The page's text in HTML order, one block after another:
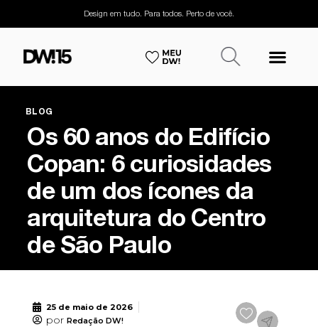
Design em tudo. Para todos. Perto de você.
BLOG
Os 60 anos do Edifício
Copan: 6 curiosidades
de um dos ícones da
arquitetura do Centro
de São Paulo
25 de maio de 2026
por Redação DW!